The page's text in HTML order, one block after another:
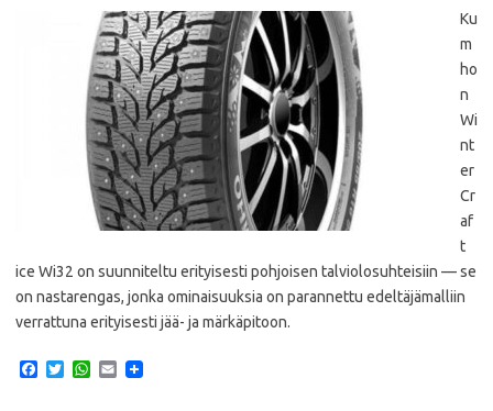
Ku
m
ho
n
Wi
nt
er
Cr
af
t
ice Wi32 on suunniteltu erityisesti pohjoisen talviolosuhteisiin — se
on nastarengas, jonka ominaisuuksia on parannettu edeltäjämalliin
verrattuna erityisesti jää- ja märkäpitoon.
T
W
E